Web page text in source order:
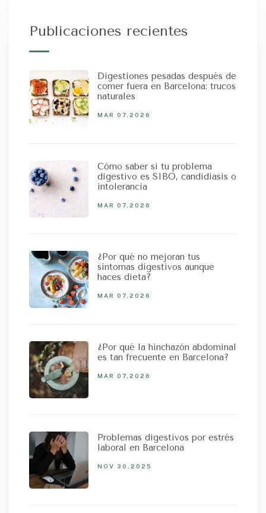
Publicaciones recientes
Digestiones pesadas después de
comer fuera en Barcelona: trucos
naturales
MAR 07,2026
Cómo saber si tu problema
digestivo es SIBO, candidiasis o
intolerancia
MAR 07,2026
¿Por qué no mejoran tus
síntomas digestivos aunque
haces dieta?
MAR 07,2026
¿Por qué la hinchazón abdominal
es tan frecuente en Barcelona?
MAR 07,2026
Problemas digestivos por estrés
laboral en Barcelona
NOV 30,2025